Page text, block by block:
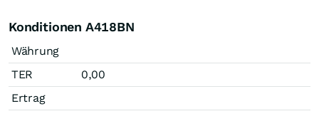
Konditionen A418BN
Währung
TER
0,00
Ertrag